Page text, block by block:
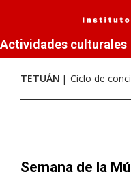
Actividades culturales
TETUÁN Ciclo de
Semana de la